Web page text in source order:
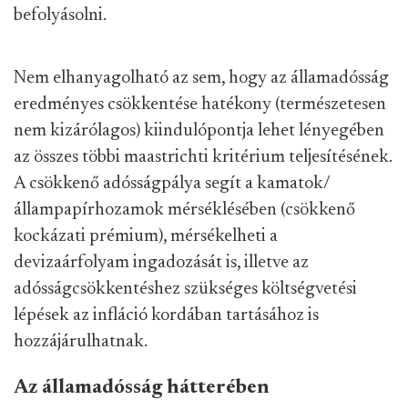
befolyásolni.
Nem elhanyagolható az sem, hogy az államadósság
eredményes csökkentése hatékony (természetesen
nem kizárólagos) kiindulópontja lehet lényegében
az összes többi maastrichti kritérium teljesítésének.
A csökkenő adósságpálya segít a kamatok/
állampapírhozamok mérséklésében (csökkenő
kockázati prémium), mérsékelheti a
devizaárfolyam ingadozását is, illetve az
adósságcsökkentéshez szükséges költségvetési
lépések az infláció kordában tartásához is
hozzájárulhatnak.
Az államadósság hátterében